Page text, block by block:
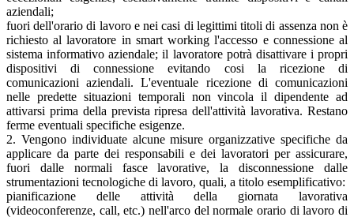
aziendali;
fuori dell'orario di lavoro e nei casi di legittimi titoli di assenza non è
richiesto al lavoratore in smart working l'accesso e connessione al
sistema informativo aziendale; il lavoratore potrà disattivare i propri
dispositivi di connessione evitando cosi la ricezione di
comunicazioni aziendali. L'eventuale ricezione di comunicazioni
nelle predette situazioni temporali non vincola il dipendente ad
attivarsi prima della prevista ripresa dell'attività lavorativa. Restano
ferme eventuali specifiche esigenze.
2. Vengono individuate alcune misure organizzative specifiche da
applicare da parte dei responsabili e dei lavoratori per assicurare,
fuori dalle normali fasce lavorative, la disconnessione dalle
strumentazioni tecnologiche di lavoro, quali, a titolo esemplificativo:
pianificazione delle attività della giornata lavorativa
(videoconferenze, call, etc.) nell'arco del normale orario di lavoro di